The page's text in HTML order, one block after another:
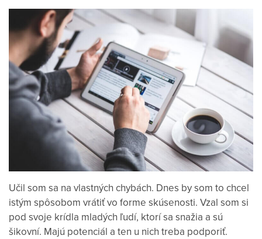
Učil som sa na vlastných chybách. Dnes by som to chcel
istým spôsobom vrátiť vo forme skúsenosti. Vzal som si
pod svoje krídla mladých ľudí, ktorí sa snažia a sú
šikovní. Majú potenciál a ten u nich treba podporiť.